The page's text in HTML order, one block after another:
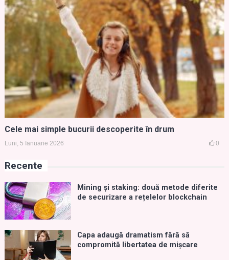
Cele mai simple bucurii descoperite în drum
Luni, 5 Ianuarie 2026 0
Recente
Mining și staking: două metode diferite
de securizare a rețelelor blockchain
Capa adaugă dramatism fără să
compromită libertatea de mișcare